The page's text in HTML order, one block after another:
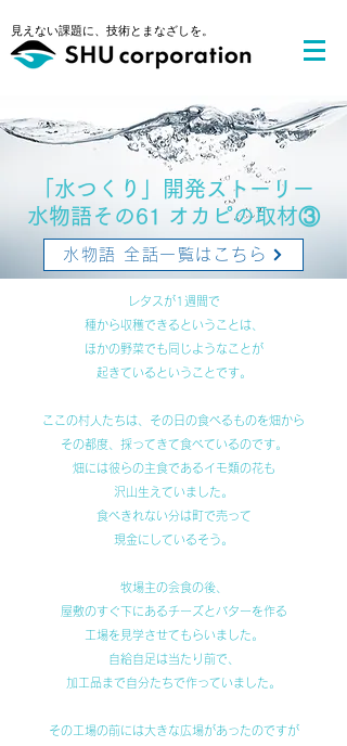
​見えない課題に、技術とまなざしを。
​「水つくり」開発ストーリー
水物語その61 オカピの取材③
水物語 全話一覧はこちら
レタスが1週間で
種から収穫できるということは、
ほかの野菜でも同じようなことが
起きているということです。
ここの村人たちは、その日の食べるものを畑から
その都度、採ってきて食べているのです。
畑には彼らの主食であるイモ類の花も
沢山生えていました。
食べきれない分は町で売って
現金にしているそう。
牧場主の会食の後、
屋敷のすぐ下にあるチーズとバターを作る
工場を見学させてもらいました。
自給自足は当たり前で、
加工品まで自分たちで作っていました。
その工場の前には大きな広場があったのですが